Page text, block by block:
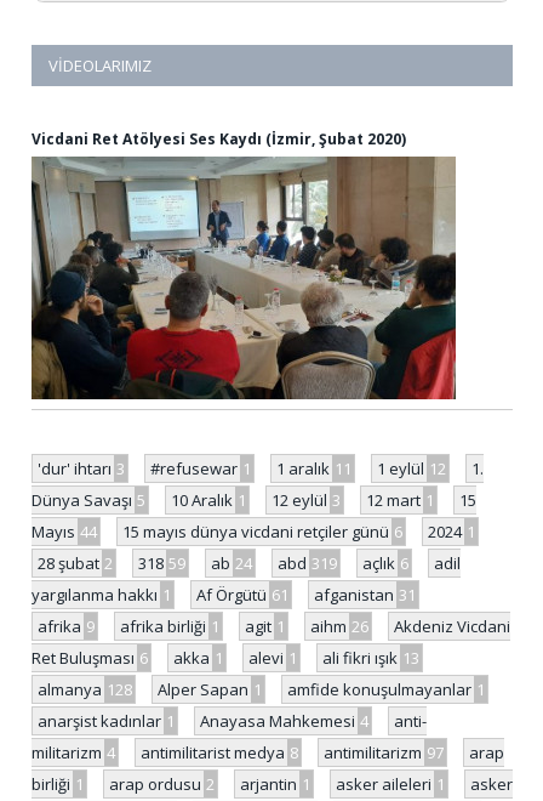
VIDEOLARIMIZ
Vicdani Ret Atölyesi Ses Kaydı (İzmir, Şubat 2020)
'dur' ihtarı 3 #refusewar 1 1 aralık 11 1 eylül 12
1.
Dünya Savaşı 5 10 Aralık 1 12 eylül 3 12 mart 1
15
Mayıs 44 15 mayıs dünya vicdani retçiler günü 6 2024 1
28 şubat 2 318 59 ab 24 abd 319 açlık 6
adil
yargılanma hakkı 1 Af Örgütü 61 afganistan 31
afrika 9 afrika birliği 1 agit 1 aihm 26
Akdeniz Vicdani
Ret Buluşması 6 akka 1 alevi 1 ali fikri ışık 13
almanya 128 Alper Sapan 1 amfide konuşulmayanlar 1
anarşist kadınlar 1 Anayasa Mahkemesi 4
anti-
militarizm 4 antimilitarist medya 8 antimilitarizm 97
arap
birliği 1 arap ordusu 2 arjantin 1 asker aileleri 1
asker